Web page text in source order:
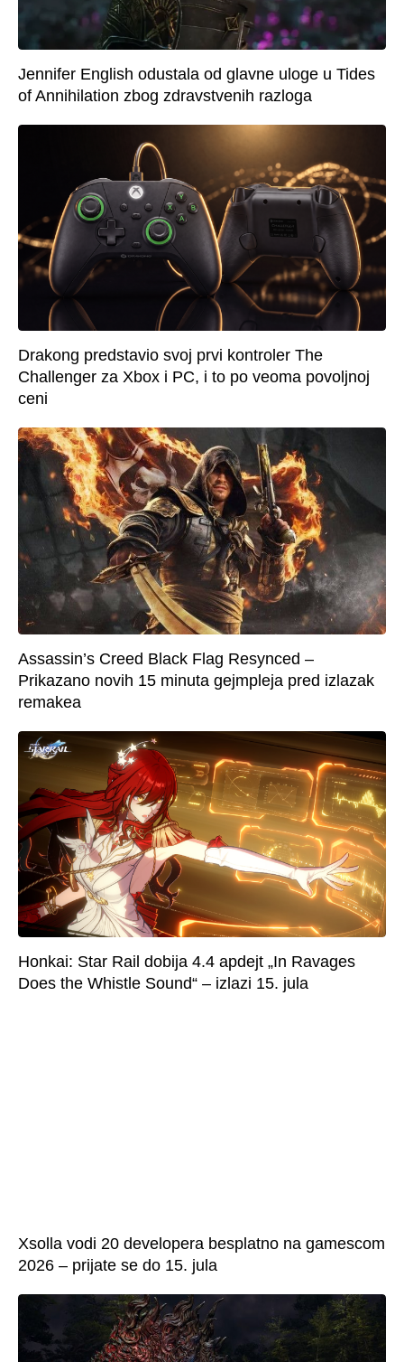
Jennifer English odustala od glavne uloge u Tides
of Annihilation zbog zdravstvenih razloga
Drakong predstavio svoj prvi kontroler The
Challenger za Xbox i PC, i to po veoma povoljnoj
ceni
Assassin’s Creed Black Flag Resynced –
Prikazano novih 15 minuta gejmpleja pred izlazak
remakea
Honkai: Star Rail dobija 4.4 apdejt „In Ravages
Does the Whistle Sound“ – izlazi 15. jula
Xsolla vodi 20 developera besplatno na gamescom
2026 – prijate se do 15. jula